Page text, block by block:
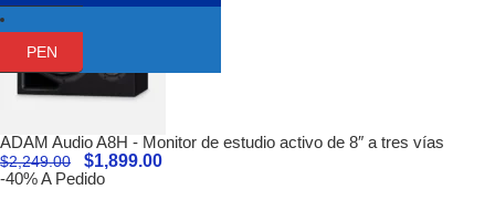
ADAM Audio A8H - Monitor de estudio activo de 8″ a tres vías
$2,249.00 $1,899.00
-40%A Pedido
PEN